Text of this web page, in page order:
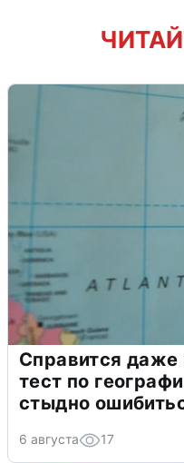
Справится даже
тест по
стыдно
6 августа 17